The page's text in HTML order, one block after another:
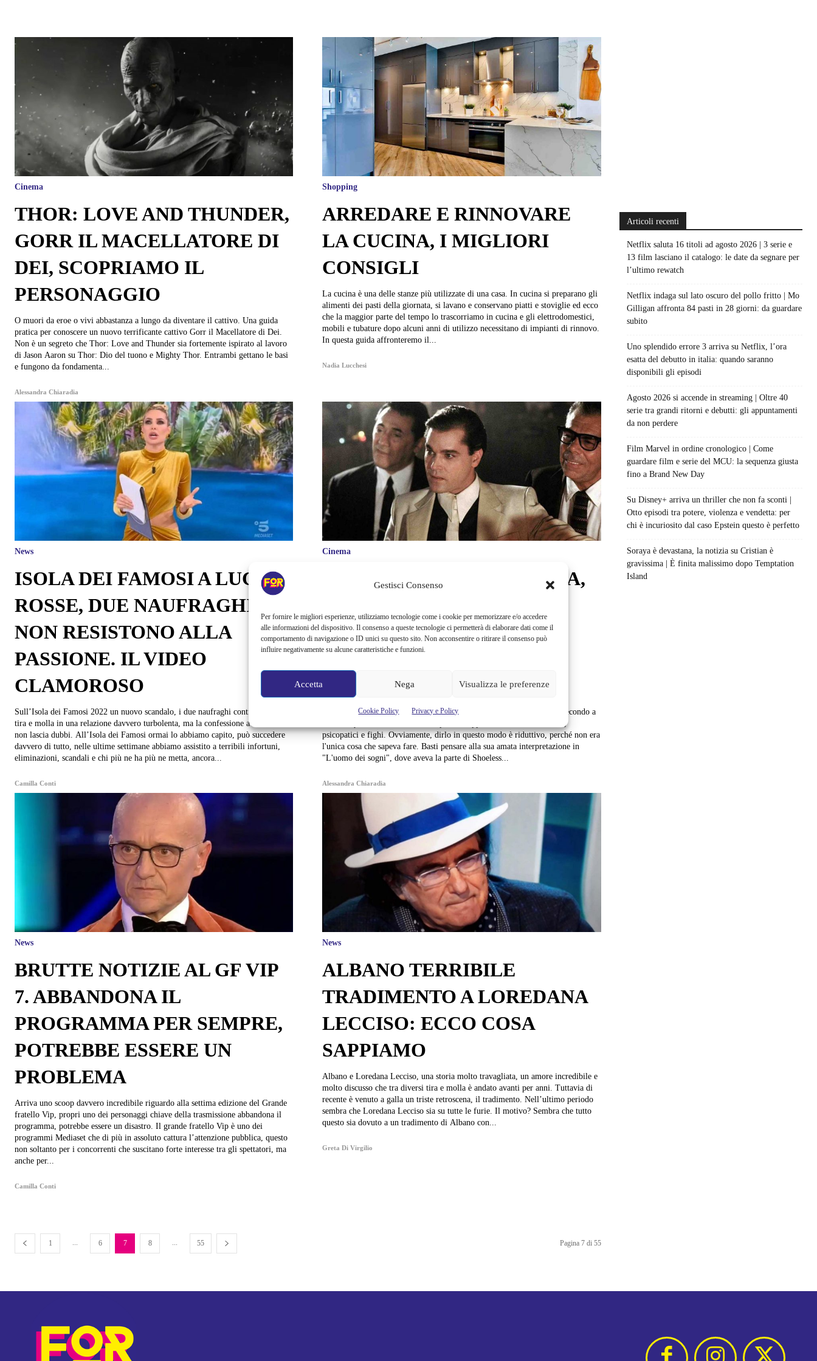
Gestisci Consenso
Per fornire le migliori esperienze, utilizziamo tecnologie come i cookie per memorizzare e/o accedere
alle informazioni del dispositivo. Il consenso a queste tecnologie ci permetterà di elaborare dati come il
comportamento di navigazione o ID unici su questo sito. Non acconsentire o ritirare il consenso può
influire negativamente su alcune caratteristiche e funzioni.
Accetta Nega Visualizza le preferenze
Cookie Policy Privacy e Policy
Cinema
THOR: LOVE AND THUNDER,
GORR IL MACELLATORE DI
DEI, SCOPRIAMO IL
PERSONAGGIO
O muori da eroe o vivi abbastanza a lungo da diventare il cattivo. Una guida
pratica per conoscere un nuovo terrificante cattivo Gorr il Macellatore di Dei.
Non è un segreto che Thor: Love and Thunder sia fortemente ispirato al lavoro
di Jason Aaron su Thor: Dio del tuono e Mighty Thor. Entrambi gettano le basi
e fungono da fondamenta...
Alessandra Chiaradia
Shopping
ARREDARE E RINNOVARE
LA CUCINA, I MIGLIORI
CONSIGLI
La cucina è una delle stanze più utilizzate di una casa. In cucina si preparano gli
alimenti dei pasti della giornata, si lavano e conservano piatti e stoviglie ed ecco
che la maggior parte del tempo lo trascorriamo in cucina e gli elettrodomestici,
mobili e tubature dopo alcuni anni di utilizzo necessitano di impianti di rinnovo.
In questa guida affronteremo il...
Nadia Lucchesi
News
ISOLA DEI FAMOSI A LUCI
ROSSE, DUE NAUFRAGHI
NON RESISTONO ALLA
PASSIONE. IL VIDEO
CLAMOROSO
Sull’Isola dei Famosi 2022 un nuovo scandalo, i due naufraghi continuano un
tira e molla in una relazione davvero turbolenta, ma la confessione a luci rosse
non lascia dubbi. All’Isola dei Famosi ormai lo abbiamo capito, può succedere
davvero di tutto, nelle ultime settimane abbiamo assistito a terribili infortuni,
eliminazioni, scandali e chi più ne ha più ne metta, ancora...
Camilla Conti
Cinema
RICORDANDO RAY LIOTTA,
PERSONAGGI DEL LATO
OSCURO CON UNO STILE
INDELEBILE
Ray Liotta, morto a soli 67 anni, è stato un grande attore che non era secondo a
nessuno quando si trattava di interpretare teppisti, furfanti, mascalzoni,
psicopatici e fighi. Ovviamente, dirlo in questo modo è riduttivo, perché non era
l'unica cosa che sapeva fare. Basti pensare alla sua amata interpretazione in
"L'uomo dei sogni", dove aveva la parte di Shoeless...
Alessandra Chiaradia
News
BRUTTE NOTIZIE AL GF VIP
7. ABBANDONA IL
PROGRAMMA PER SEMPRE,
POTREBBE ESSERE UN
PROBLEMA
Arriva uno scoop davvero incredibile riguardo alla settima edizione del Grande
fratello Vip, propri uno dei personaggi chiave della trasmissione abbandona il
programma, potrebbe essere un disastro. Il grande fratello Vip è uno dei
programmi Mediaset che di più in assoluto cattura l’attenzione pubblica, questo
non soltanto per i concorrenti che suscitano forte interesse tra gli spettatori, ma
anche per...
Camilla Conti
News
ALBANO TERRIBILE
TRADIMENTO A LOREDANA
LECCISO: ECCO COSA
SAPPIAMO
Albano e Loredana Lecciso, una storia molto travagliata, un amore incredibile e
molto discusso che tra diversi tira e molla è andato avanti per anni. Tuttavia di
recente è venuto a galla un triste retroscena, il tradimento. Nell’ultimo periodo
sembra che Loredana Lecciso sia su tutte le furie. Il motivo? Sembra che tutto
questo sia dovuto a un tradimento di Albano con...
Greta Di Virgilio
1 ... 6 7 8 ... 55 Pagina 7 di 55
Articoli recenti
Netflix saluta 16 titoli ad agosto 2026 | 3 serie e
13 film lasciano il catalogo: le date da segnare per
l’ultimo rewatch
Netflix indaga sul lato oscuro del pollo fritto | Mo
Gilligan affronta 84 pasti in 28 giorni: da guardare
subito
Uno splendido errore 3 arriva su Netflix, l’ora
esatta del debutto in italia: quando saranno
disponibili gli episodi
Agosto 2026 si accende in streaming | Oltre 40
serie tra grandi ritorni e debutti: gli appuntamenti
da non perdere
Film Marvel in ordine cronologico | Come
guardare film e serie del MCU: la sequenza giusta
fino a Brand New Day
Su Disney+ arriva un thriller che non fa sconti |
Otto episodi tra potere, violenza e vendetta: per
chi è incuriosito dal caso Epstein questo è perfetto
Soraya è devastana, la notizia su Cristian è
gravissima | È finita malissimo dopo Temptation
Island